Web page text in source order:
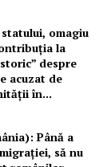
omagiu
la
despre
acuzat de
în...
Până a
să nu